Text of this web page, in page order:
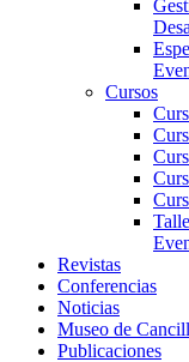
Cursos
Revistas
Conferencias
Noticias
Museo de
Publicaciones